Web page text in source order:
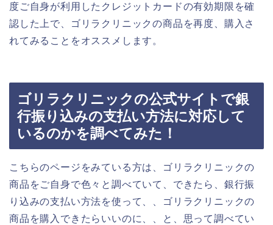
度ご自身が利用したクレジットカードの有効期限を確
認した上で、ゴリラクリニックの商品を再度、購入さ
れてみることをオススメします。
ゴリラクリニックの公式サイトで銀
行振り込みの支払い方法に対応して
いるのかを調べてみた！
こちらのページをみている方は、ゴリラクリニックの
商品をご自身で色々と調べていて、できたら、銀行振
り込みの支払い方法を使って、、ゴリラクリニックの
商品を購入できたらいいのに、、と、思って調べてい